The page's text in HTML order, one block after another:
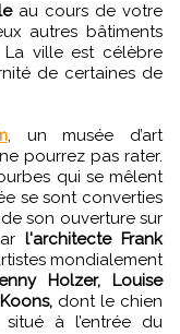
au cours de votre
autres bâtiments
La ville est célèbre
de certaines de
, un musée d’art
pourrez pas rater.
qui se mêlent
se sont converties
son ouverture sur
l'architecte Frank
mondialement
Holzer, Louise
dont le chien
à l’entrée du